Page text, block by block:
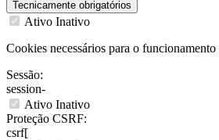
Tecnicamente obrigatórios
Ativo Inativo
Cookies necessários para o funcionamento
Sessão:
session-
Ativo Inativo
Proteção CSRF:
csrf[